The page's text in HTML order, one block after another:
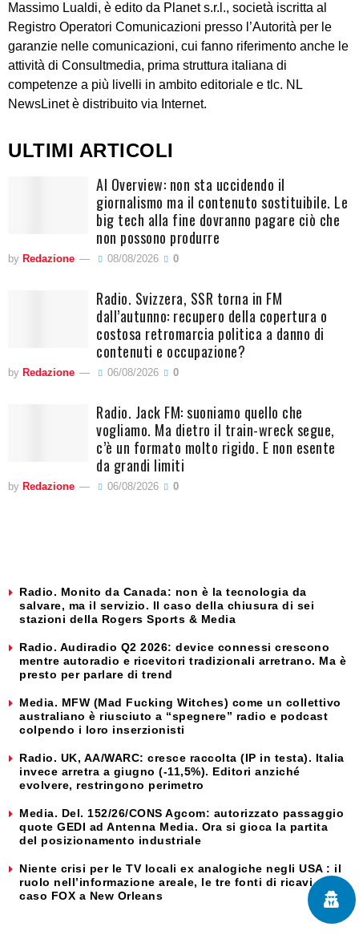
Massimo Lualdi, è edito da Planet s.r.l., società iscritta al
Registro Operatori Comunicazioni presso l’Autorità per le
garanzie nelle comunicazioni, cui fanno riferimento anche le
attività di Consultmedia, prima struttura italiana di
competenze a più livelli in ambito editoriale e tlc. NL
NewsLinet è distribuito via Internet.
ULTIMI ARTICOLI
AI Overview: non sta uccidendo il
giornalismo ma il contenuto sostituibile. Le
big tech alla fine dovranno pagare ciò che
non possono produrre
by Redazione 08/08/2026 0
Radio. Svizzera, SSR torna in FM
dall’autunno: recupero della copertura o
costosa retromarcia politica a danno di
contenuti e occupazione?
by Redazione 06/08/2026 0
Radio. Jack FM: suoniamo quello che
vogliamo. Ma dietro il train-wreck segue,
c’è un formato molto rigido. E non esente
da grandi limiti
by Redazione 06/08/2026 0
Radio. Monito da Canada: non è la tecnologia da
salvare, ma il servizio. Il caso della chiusura di sei
stazioni della Rogers Sports & Media
Radio. Audiradio Q2 2026: device connessi crescono
mentre autoradio e ricevitori tradizionali arretrano. Ma è
presto per parlare di trend
Media. MFW (Mad Fucking Witches) come un collettivo
australiano è riusciuto a “spegnere” radio e podcast
colpendo i loro inserzionisti
Radio. UK, AA/WARC: cresce raccolta (IP in testa). Italia
invece arretra a giugno (-11,5%). Editori anziché
evolvere, restringono perimetro
Media. Del. 152/26/CONS Agcom: autorizzato passaggio
quote GEDI ad Antenna Media. Ora si gioca la partita
del posizionamento industriale
Niente crisi per le TV locali ex analogiche negli USA : il
ruolo nell’informazione areale, le tre fonti di ricavi e il
caso FOX a New Orleans